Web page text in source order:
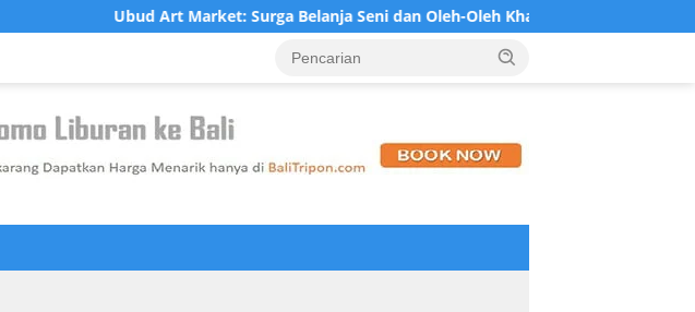
Ubud Art Market: Surga Belanja Seni dan Oleh-Oleh Khas Bali di Jantung Ubud